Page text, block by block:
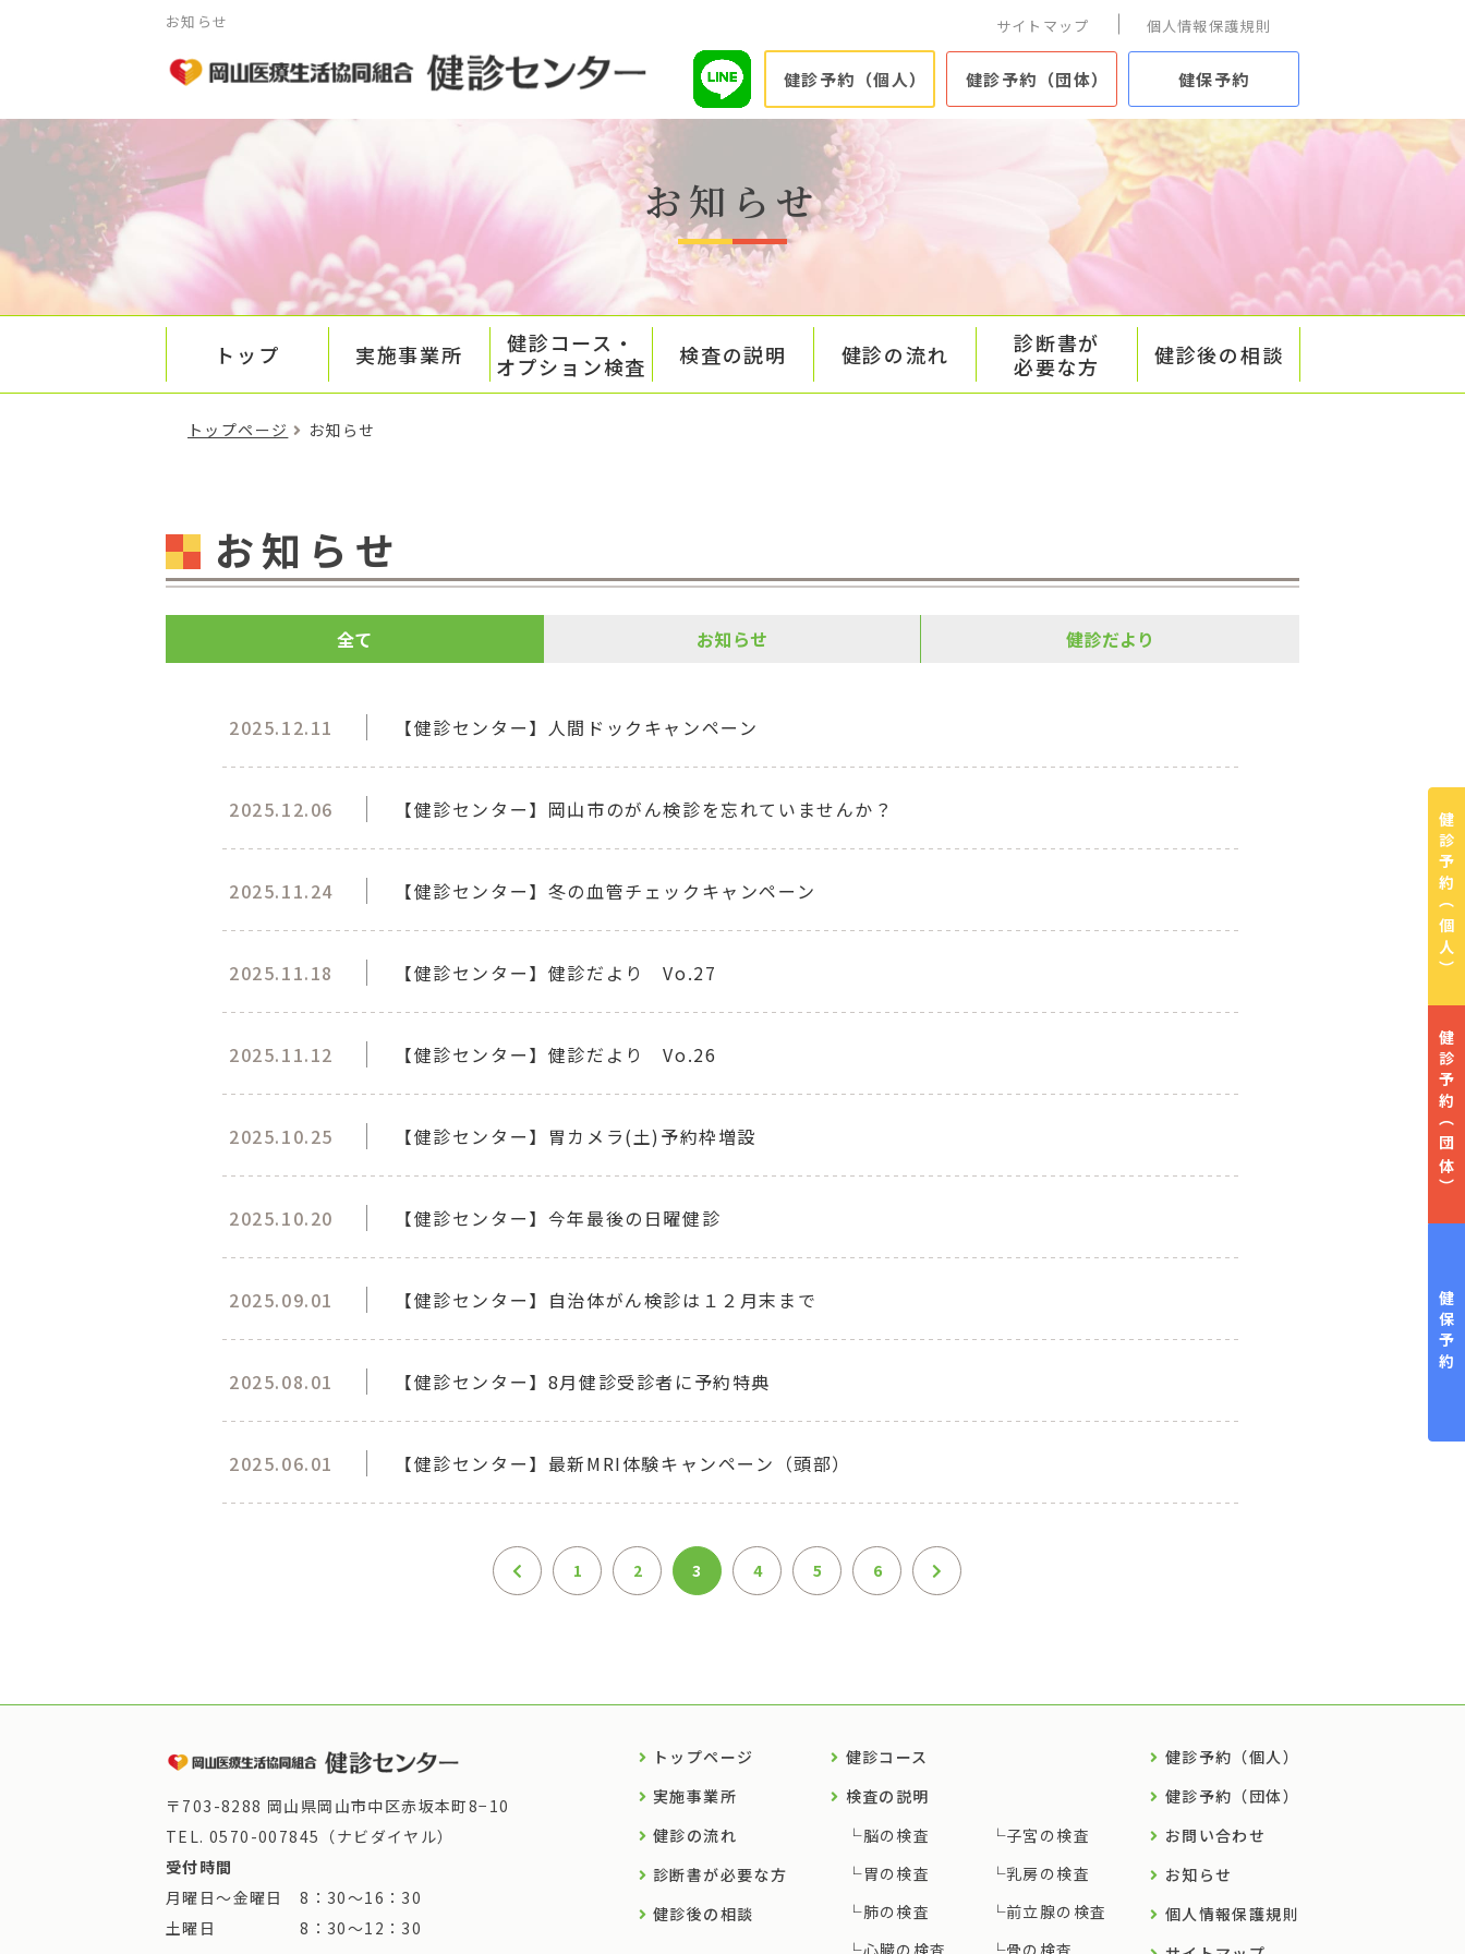
お知らせ サイトマップ 個人情報保護規則
健診予約（個人） 健診予約（団体） 健保予約
お知らせ
健診予約
（個人）
健診予約
（団体）
健保予約
トップ 実施事業所
健診コース・
オプション検査
検査の説明 健診の流れ
診断書が
必要な方
健診後の相談
トップページ お知らせ
お知らせ
全て お知らせ 健診だより
2025.12.11 【健診センター】人間ドックキャンペーン
2025.12.06 【健診センター】岡山市のがん検診を忘れていませんか？
2025.11.24 【健診センター】冬の血管チェックキャンペーン
2025.11.18 【健診センター】健診だより Vo.27
2025.11.12 【健診センター】健診だより Vo.26
2025.10.25 【健診センター】胃カメラ(土)予約枠増設
2025.10.20 【健診センター】今年最後の日曜健診
2025.09.01 【健診センター】自治体がん検診は１２月末まで
2025.08.01 【健診センター】8月健診受診者に予約特典
2025.06.01 【健診センター】最新MRI体験キャンペーン（頭部）
1 2 3 4 5 6
〒703-8288 岡山県岡山市中区赤坂本町8−10
TEL. 0570-007845（ナビダイヤル）
受付時間
月曜日～金曜日 8：30～16：30
土曜日 8：30～12：30
トップページ
実施事業所
健診の流れ
診断書が必要な方
健診後の相談
健診コース
検査の説明
脳の検査
胃の検査
肺の検査
心臓の検査
子宮の検査
乳房の検査
前立腺の検査
骨の検査
健診予約（個人）
健診予約（団体）
お問い合わせ
お知らせ
個人情報保護規則